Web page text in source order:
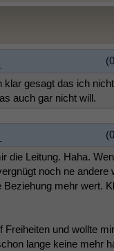
klar gesagt das ich
auch gar nicht will.
die Leitung. Haha.
noch ne andere
mehr wert.
Freiheiten und wollte
lange keine mehr